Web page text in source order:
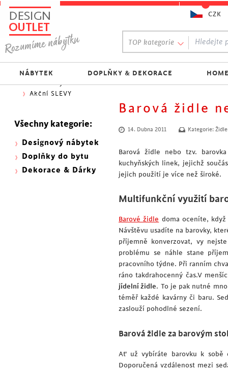
Barová židle
14. Dubna 2011 Kategorie: Židle
Barová židle nebo tzv.
kuchyňských linek, jejichž
jejich použití je více než široké.
Multifunkční využití
Barové židle doma oceníte,
Návštěvu usadíte na barovky,
příjemně konverzovat, vy
problému se náhle stane
pracovního týdne. Při ranním
ráno takdrahocenný čas.V
jídelní židle. To je pak nutné
téměř každé kavárny či baru.
zaslouží pohodlné sezení.
Barová židle za barovým
Ať už vybíráte barovku k
Doporučená vzdálenost mezi
Oblíbený výběr:
300 NOVINEK
333 BESTSELLERŮ
Nejlevnější do 1.500 Kč
Skladovky
Akční SLEVY
Všechny kategorie:
Designový nábytek
Doplňky do bytu
Dekorace & Dárky
TOP kategorie
NÁBYTEK DOPLŇKY & DEKORACE
CZK